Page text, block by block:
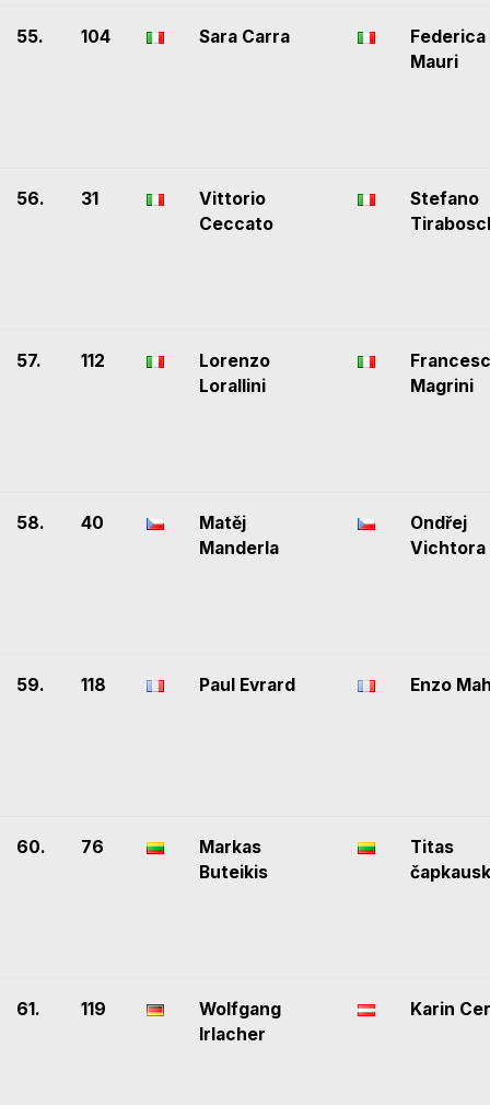
55. 104 Sara Carra
Federica
Mauri
56. 31
Vittorio
Ceccato
Stefano
57. 112
Lorenzo
Lorallini
Magrini
58. 40
Matěj
Manderla
Ondřej
Vichtora
59. 118 Paul Evrard Enzo
60. 76
Markas
Buteikis
Titas
61. 119
Wolfgang
Irlacher
Karin